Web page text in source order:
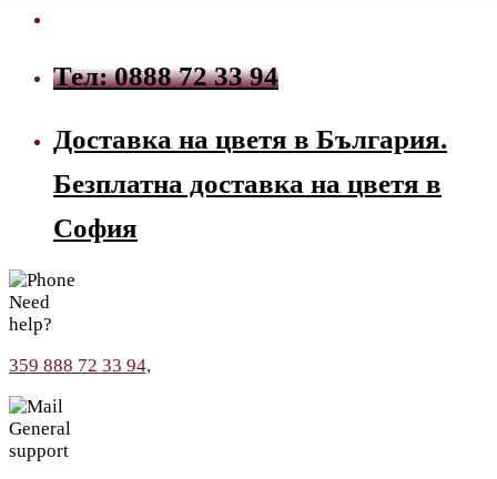
Тел: 0888 72 33 94
Доставка на цветя в България.
Безплатна доставка на цветя в
София
Need
help?
359 888 72 33 94,
General
support